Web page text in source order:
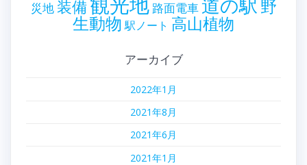
災地装備 路面電車道の駅野
生動物 駅ノート 高山植物
アーカイブ
2022年1月
2021年8月
2021年6月
2021年1月